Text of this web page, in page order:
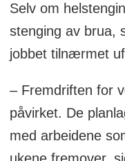
Selv om
stenging av brua,
jobbet tilnærmet
– Fremdriften for
påvirket. De
med arbeidene